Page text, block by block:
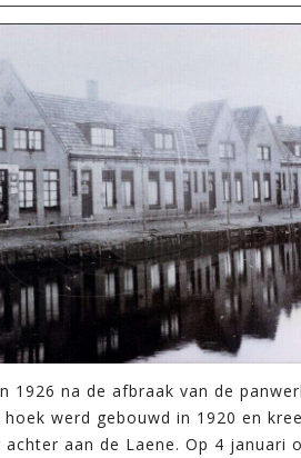
1926 na de afbraak van de
werd gebouwd in 1920 en
achter aan de Laene. Op 4 januari